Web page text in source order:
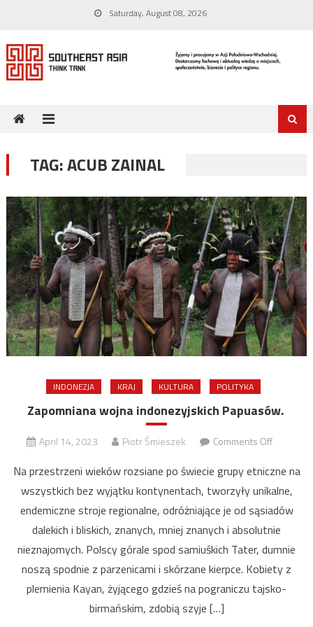
content
Saturday, August 08, 2026
TAG:ACUB ZAINAL
INDONEZJA KRAJ KULTURA POLITYKA
Zapomniana wojna indonezyjskich Papuasów.
April 14, 2023 Piotr Śmieszek Comments Offon
wojna
Na przestrzeni wieków rozsiane po świecie grupy etniczne na
wszystkich bez wyjątku kontynentach, tworzyły unikalne,
endemiczne stroje regionalne, odróżniające je od sąsiadów
dalekich i bliskich, znanych, mniej znanych i absolutnie
nieznajomych. Polscy górale spod samiuśkich Tater, dumnie
noszą spodnie z parzenicami i skórzane kierpce. Kobiety z
plemienia Kayan, żyjącego gdzieś na pograniczu tajsko-
birmańskim, zdobią szyje […]